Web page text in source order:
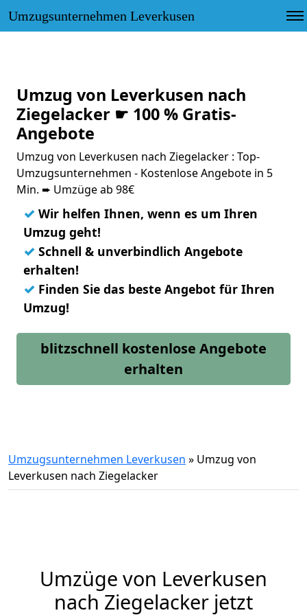
Umzugsunternehmen Leverkusen
Umzug von Leverkusen nach
Ziegelacker ☛ 100 % Gratis-
Angebote
Umzug von Leverkusen nach Ziegelacker : Top-
Umzugsunternehmen - Kostenlose Angebote in 5
Min. ➨ Umzüge ab 98€
✓ Wir helfen Ihnen, wenn es um Ihren
Umzug geht!
✓ Schnell & unverbindlich Angebote
erhalten!
✓ Finden Sie das beste Angebot für Ihren
Umzug!
blitzschnell kostenlose Angebote
erhalten
Umzugsunternehmen Leverkusen » Umzug von
Leverkusen nach Ziegelacker
Umzüge von Leverkusen
nach Ziegelacker jetzt